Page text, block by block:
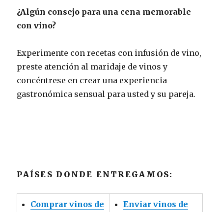
¿Algún consejo para una cena memorable
con vino?
Experimente con recetas con infusión de vino,
preste atención al maridaje de vinos y
concéntrese en crear una experiencia
gastronómica sensual para usted y su pareja.
PAÍSES DONDE ENTREGAMOS:
Comprar vinos de
Enviar vinos de